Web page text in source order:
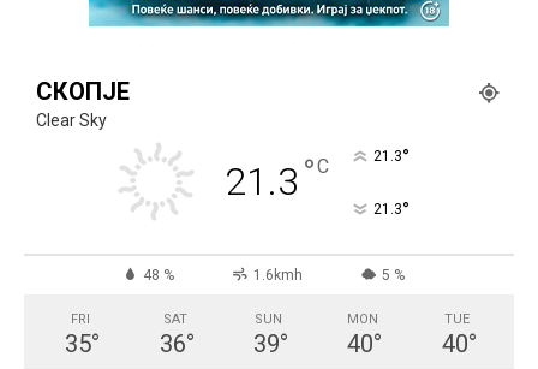
СКОПЈЕ
Clear Sky
21.3 °C 21.3°
21.3°
48 % 1.6kmh 5 %
FRI
35°
SAT
36°
SUN
39°
MON
40°
TUE
40°